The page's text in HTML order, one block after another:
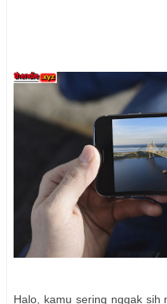
Halo, kamu sering nggak sih